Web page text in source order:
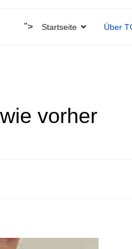
"> Startseite Über
vorher